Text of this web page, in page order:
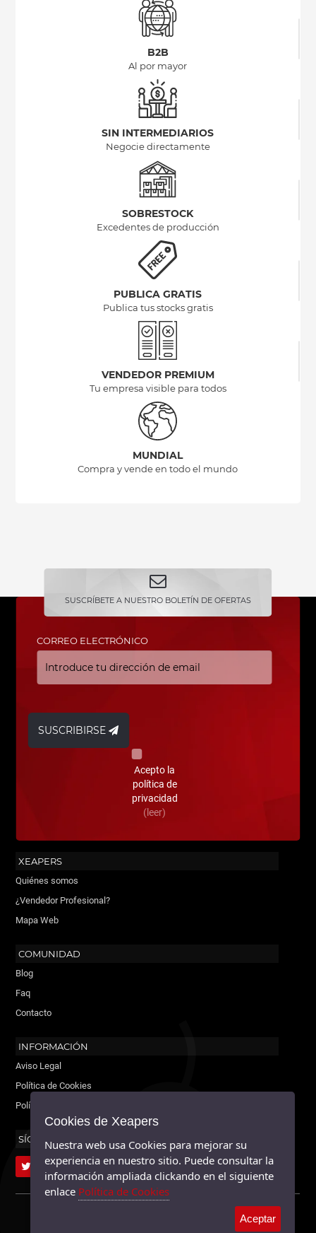
B2B
Al por mayor
SIN INTERMEDIARIOS
Negocie directamente
SOBRESTOCK
Excedentes de producción
PUBLICA GRATIS
Publica tus stocks gratis
VENDEDOR PREMIUM
Tu empresa visible para todos
MUNDIAL
Compra y vende en todo el mundo
SUSCRÍBETE A NUESTRO BOLETÍN DE OFERTAS
CORREO ELECTRÓNICO
SUSCRIBIRSE
Acepto la
política de
privacidad
(leer)
XEAPERS
Quiénes somos
¿Vendedor Profesional?
Mapa Web
COMUNIDAD
Blog
Faq
Contacto
INFORMACIÓN
Aviso Legal
Política de Cookies
Política de Privacidad
SÍGUENOS
XEAPERS ©2026 - TODOS LOS DERECHOS RESERVADOS.
Cookies de Xeapers
Nuestra web usa Cookies para mejorar su
experiencia en nuestro sitio. Puede consultar la
información ampliada clickando en el siguiente
enlace Política de Cookies
Aceptar